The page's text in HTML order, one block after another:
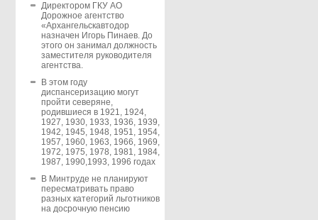
Директором ГКУ АО
Дорожное агентство
«Архангельскавтодор
назначен Игорь Пинаев. До
этого он занимал должность
заместителя руководителя
агентства.
В этом году
диспансеризацию могут
пройти северяне,
родившиеся в 1921, 1924,
1927, 1930, 1933, 1936, 1939,
1942, 1945, 1948, 1951, 1954,
1957, 1960, 1963, 1966, 1969,
1972, 1975, 1978, 1981, 1984,
1987, 1990,1993, 1996 годах
В Минтруде не планируют
пересматривать право
разных категорий льготников
на досрочную пенсию